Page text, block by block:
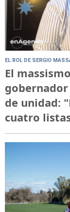
EL ROL DE SERGIO
El
de unidad:
cuatro